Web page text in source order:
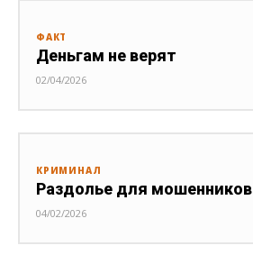
ФАКТ
Деньгам не верят
02/04/2026
КРИМИНАЛ
Раздолье для мошенников
04/02/2026